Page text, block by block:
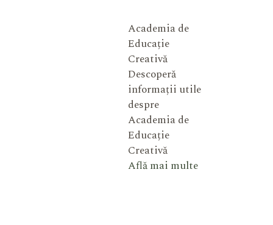
Academia de
Educație
Creativă
Descoperă
informații utile
despre
Academia de
Educație
Creativă
Află mai multe